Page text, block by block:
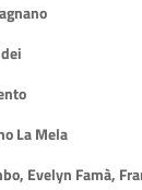
La Mela
Evelyn Famà,